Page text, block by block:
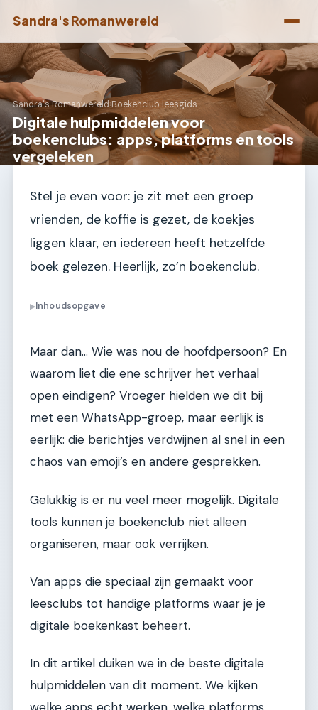
Sandra's Romanwereld
Sandra's Romanwereld›Boekenclub leesgids
Digitale hulpmiddelen voor
boekenclubs: apps, platforms en tools
vergeleken
Stel je even voor: je zit met een groep
vrienden, de koffie is gezet, de koekjes
liggen klaar, en iedereen heeft hetzelfde
boek gelezen. Heerlijk, zo’n boekenclub.
▶Inhoudsopgave
Maar dan… Wie was nou de hoofdpersoon? En
waarom liet die ene schrijver het verhaal
open eindigen? Vroeger hielden we dit bij
met een WhatsApp-groep, maar eerlijk is
eerlijk: die berichtjes verdwijnen al snel in een
chaos van emoji’s en andere gesprekken.
Gelukkig is er nu veel meer mogelijk. Digitale
tools kunnen je boekenclub niet alleen
organiseren, maar ook verrijken.
Van apps die speciaal zijn gemaakt voor
leesclubs tot handige platforms waar je je
digitale boekenkast beheert.
In dit artikel duiken we in de beste digitale
hulpmiddelen van dit moment. We kijken